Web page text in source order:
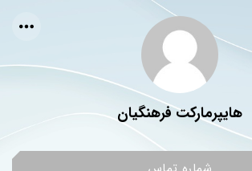
هایپرمارکت فرهنگیان